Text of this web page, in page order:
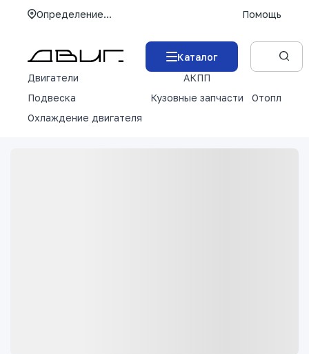
Определение... Помощь
Каталог
Двигатели
АКПП
Подвеска
Кузовные запчасти
Отопление
Охлаждение двигателя